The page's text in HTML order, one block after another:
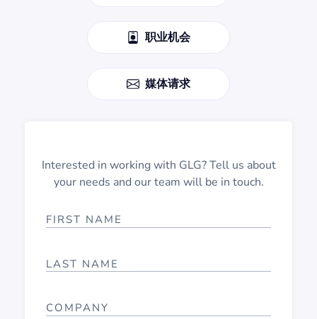
职业机会
媒体请求
Interested in working with GLG? Tell us about
your needs and our team will be in touch.